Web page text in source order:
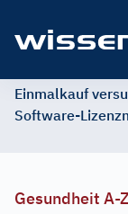
Einmalkauf
Software-
Gesundheit A-Z